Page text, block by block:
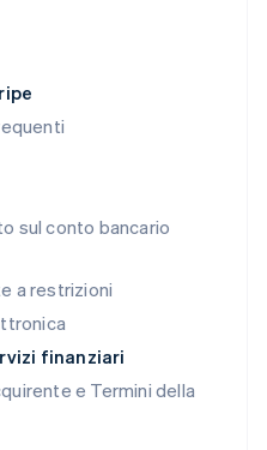
sul conto bancario
a restrizioni
finanziari
e Termini della